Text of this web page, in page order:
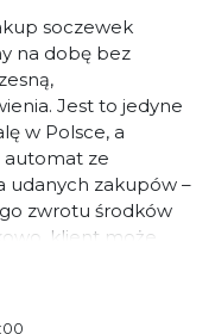
soczewek
na dobę bez
Jest to jedyne
w Polsce, a
automat ze
udanych zakupów –
zwrotu środków
klient może
mobilnej
blisko 50